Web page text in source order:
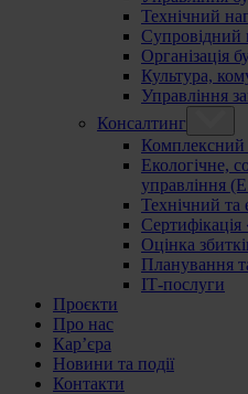
Технічний
Супровідний
Організація
Культура,
Управління
Консалтинг
Комплексний
Екологічне,
управління
Технічний та
Сертифікація
Оцінка
Планування
ІТ-послуги
Проєкти
Про нас
Кар’єра
Новини та події
Контакти